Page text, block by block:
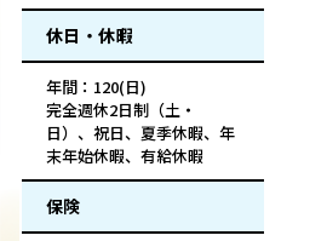
休日・休暇
年間：120(日)
完全週休2日制（土・
日）、祝日、夏季休暇、年
末年始休暇、有給休暇
保険